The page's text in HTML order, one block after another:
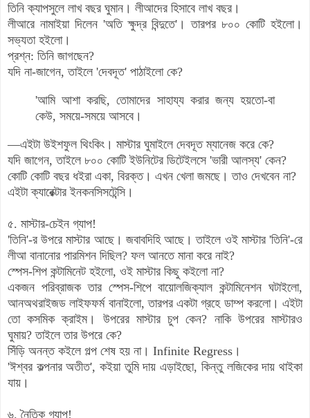
তিনি ক্যাপসুলে লাখ বছর ঘুমান। লীআদের হিসাবে লাখ বছর।
লীআরে নামাইয়া দিলেন 'অতি ক্ষুদ্র বিন্দুতে'।তারপর ৮০০ কোটি হইলো।
সভ্যতা হইলো।
প্রশ্ন: তিনি জাগছেন?
যদি না-জাগেন, তাইলে 'দেবদূত' পাঠাইলো কে?
'আমি আশা করছি, তোমাদের সাহায্য করার জন্য হয়তো-বা
কেউ, সময়ে-সময়ে আসবে।
—এইটা উইশফুল থিংকিং। মাস্টার ঘুমাইলে দেবদূত ম্যানেজ করে কে?
যদি জাগেন, তাইলে ৮০০ কোটি ইউনিটের ডিটেইলসে 'ভারী আলস্য' কেন?
কোটি কোটি বছর ধইরা একা, বিরক্ত। এখন খেলা জমছে। তাও দেখবেন না?
এইটা ক্যারেক্টার ইনকনসিসটেন্সি।
৫. মাস্টার-চেইন গ্যাপ!
'তিনি'-র উপরে মাস্টার আছে। জবাবদিহি আছে।তাইলে ওই মাস্টার 'তিনি'-রে
লীআ বানানোর পারমিশন দিছিল? ফল আনতে মানা করে নাই?
স্পেস-শিপ কন্টামিনেট হইলো, ওই মাস্টার কিছু কইলো না?
একজন পরিব্রাজক তার স্পেস-শিপে বায়োলজিক্যাল কন্টামিনেশন ঘটাইলো,
আনঅথরাইজড লাইফফর্ম বানাইলো, তারপর একটা গ্রহে ডাম্প করলো। এইটা
তো কসমিক ক্রাইম। উপরের মাস্টার চুপ কেন? নাকি উপরের মাস্টারও
ঘুমায়?তাইলে তার উপরে কে?
সিঁড়ি অনন্ত কইলে গল্প শেষ হয় না। Infinite Regress।
'ঈশ্বর কল্পনার অতীত', কইয়া তুমি দায় এড়াইছো, কিন্তু লজিকের দায় থাইকা
যায়।
৬. নৈতিক গ্যাপ!